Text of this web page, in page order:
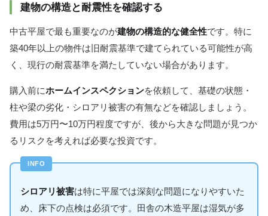
建物の構造と耐震性を確認する
中古平屋で最も重要なのが建物の構造的な健全性です。特に
築40年以上の物件は旧耐震基準で建てられている可能性が高
く、現行の耐震基準を満たしていない場合があります。
購入前にホームインスペクションを依頼して、基礎の状態・
柱や梁の劣化・シロアリ被害の有無などを確認しましょう。
費用は5万円〜10万円程度ですが、後から大きな問題が見つか
るリスクを考えれば必要な投資です。
シロアリ被害は特に平屋では深刻な問題になりやすいた
め、床下の点検は必須です。田舎の木造平屋は湿気が多